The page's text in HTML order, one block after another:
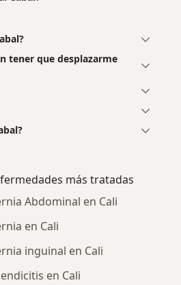
tener que desplazarme
más tratadas
Abdominal en Cali
en Cali
inguinal en Cali
en Cali